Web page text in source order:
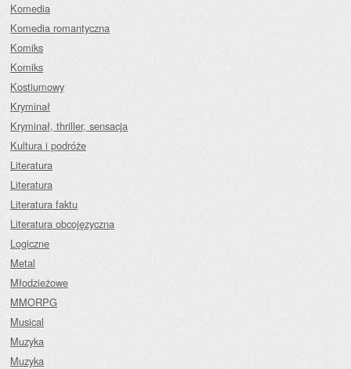
Komedia
Komedia romantyczna
Komiks
Komiks
Kostiumowy
Kryminał
Kryminał, thriller, sensacja
Kultura i podróże
Literatura
Literatura
Literatura faktu
Literatura obcojęzyczna
Logiczne
Metal
Młodzieżowe
MMORPG
Musical
Muzyka
Muzyka